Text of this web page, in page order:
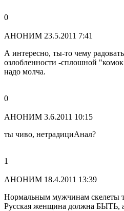
0
АНОНИМ 23.5.2011 7:41
А интересно, ты-то чему
озлобленности -сплошной
надо молча.
0
АНОНИМ 3.6.2011 10:15
ты чиво, нетрадициАнал?
1
АНОНИМ 18.4.2011 13:39
Нормальным мужчинам скелеты
Русская женщина должна БЫТЬ, а